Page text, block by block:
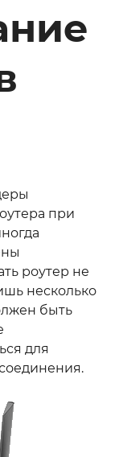
при
роутер не
несколько
быть
для